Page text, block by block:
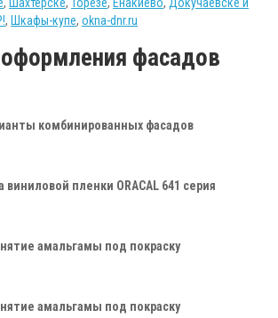
, Шкафы-купе, okna-dnr.ru
фасадов
комбинированных фасадов
виниловой пленки ORACAL 641 серия
амальгамы под покраску
амальгамы под покраску